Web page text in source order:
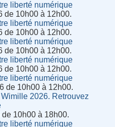
liberté numérique
de 10h00 à 12h00.
liberté numérique
de 10h00 à 12h00.
liberté numérique
de 10h00 à 12h00.
liberté numérique
de 10h00 à 12h00.
liberté numérique
de 10h00 à 12h00.
2026. Retrouvez
10h00 à 18h00.
liberté numérique